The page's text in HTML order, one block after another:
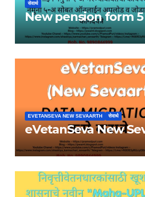
सेवार्थ
New pension form 5
EVETANSEVA NEW SEVAARTH सेवार्थ
eVetanSeva New